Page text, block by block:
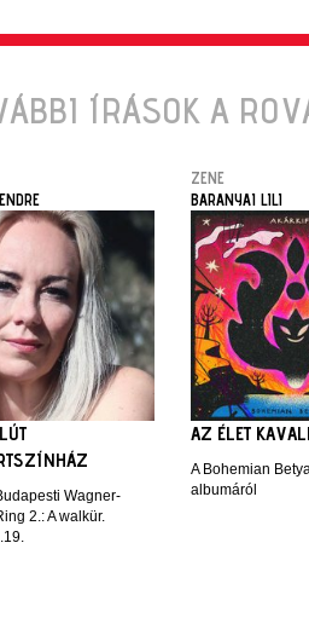
ÍRÁSOK A
Wagner-
2.: A walkür.
ZENE
BARANYAI LILI
AZ ÉLET
A Bohemian
albumáról